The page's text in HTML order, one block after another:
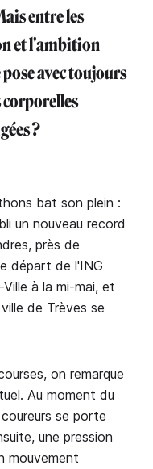
entre les
et l'ambition
avec toujours
corporelles
?
bat son plein :
un nouveau record
près de
départ de l'ING
à la mi-mai, et
de Trèves se
on remarque
Au moment du
se porte
une pression
mouvement